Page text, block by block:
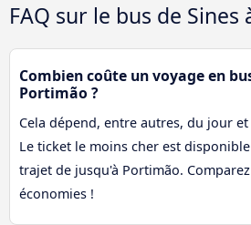
FAQ sur le bus de
Combien coûte un voyage en
Portimão ?
Cela dépend, entre autres, du jour
Le ticket le moins cher est
trajet de jusqu'à Portimão.
économies !